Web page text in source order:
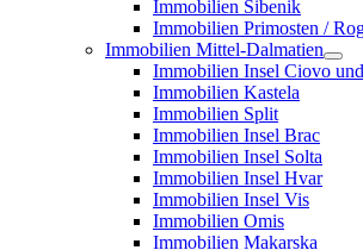
Immobilien Sibenik
Immobilien Primosten /
Immobilien Mittel-Dalmatien
Immobilien Insel Ciovo
Immobilien Kastela
Immobilien Split
Immobilien Insel Brac
Immobilien Insel Solta
Immobilien Insel Hvar
Immobilien Insel Vis
Immobilien Omis
Immobilien Makarska